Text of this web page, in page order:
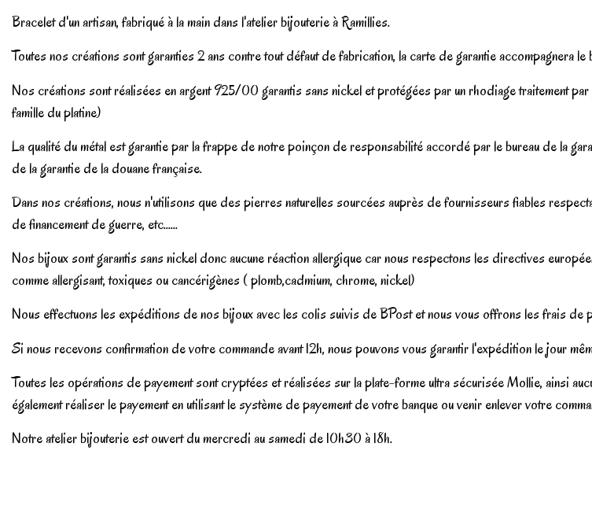
Bracelet d'un artisan, fabriqué à la main dans l'atelier bijouterie à Ramillies.
Toutes nos créations sont garanties 2 ans contre tout défaut de fabrication, la carte de garantie accompagnera
Nos créations sont réalisées en argent 925/00 garantis sans nickel et protégées par un rhodiage traitement
famille du platine)
La qualité du métal est garantie par la frappe de notre poinçon de responsabilité accordé par le bureau de la
de la garantie de la douane française.
Dans nos créations, nous n'utilisons que des pierres naturelles sourcées auprès de fournisseurs fiables
de financement de guerre, etc......
Nos bijoux sont garantis sans nickel donc aucune réaction allergique car nous respectons les directives
comme allergisant, toxiques ou cancérigènes ( plomb,cadmium, chrome, nickel)
Nous effectuons les expéditions de nos bijoux avec les colis suivis de BPost et nous vous offrons les frais de
Si nous recevons confirmation de votre commande avant 12h, nous pouvons vous garantir l'expédition le jour
Toutes les opérations de payement sont cryptées et réalisées sur la plate-forme ultra sécurisée Mollie, ainsi
également réaliser le payement en utilisant le système de payement de votre banque ou venir enlever votre
Notre atelier bijouterie est ouvert du mercredi au samedi de 10h30 à 18h.